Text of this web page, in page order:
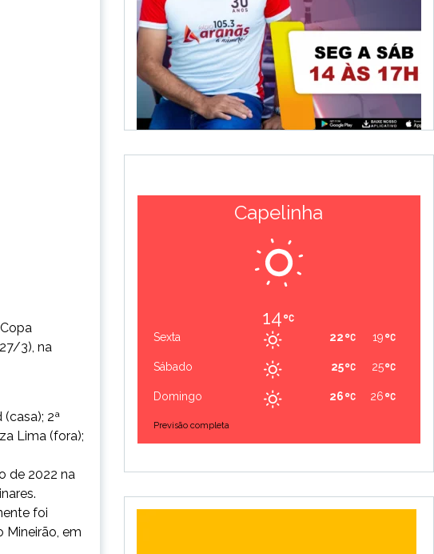
3), na
2ª
Lima (fora);
de 2022 na
foi
Mineirão, em
Capelinha
14
Sexta 19
22
Sábado 25
25
Domingo 26
26
Previsão completa